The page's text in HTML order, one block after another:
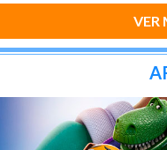
VER